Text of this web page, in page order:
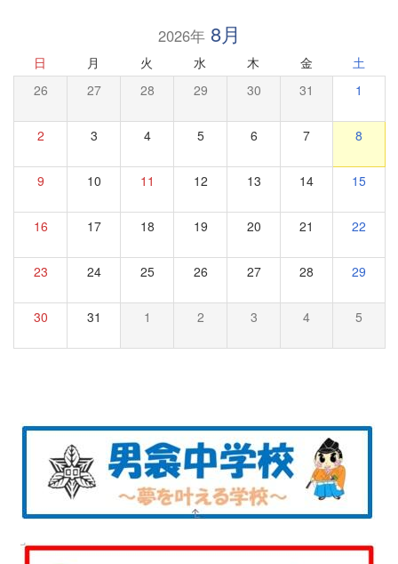
2026年8月
日 月 火 水 木 金 土
26 27 28 29 30 31 1
2 3 4 5 6 7 8
9 10 11 12 13 14 15
16 17 18 19 20 21 22
23 24 25 26 27 28 29
30 31 1 2 3 4 5